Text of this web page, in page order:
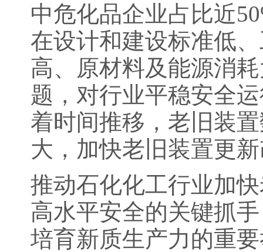
中危化品企业占比近
在设计和建设标准低
高、原材料及能源消
题，对行业平稳安全
着时间推移，老旧装
大，加快老旧装置更
推动石化化工行业加
高水平安全的关键抓
培育新质生产力的重